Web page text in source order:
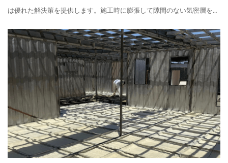
は優れた解決策を提供します。施工時に膨張して隙間のない気密層を形